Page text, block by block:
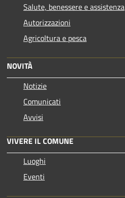
Salute, benessere e assistenza
Autorizzazioni
Agricoltura e pesca
NOVITÀ
Notizie
Comunicati
Avvisi
VIVERE IL COMUNE
Luoghi
Eventi